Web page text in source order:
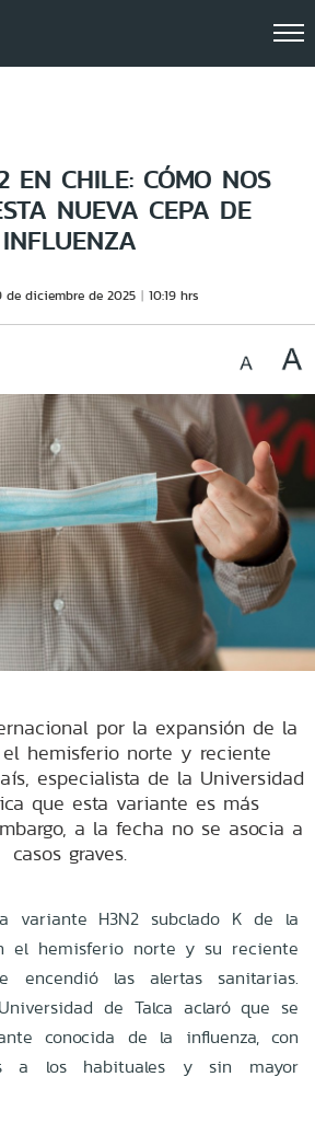
EN CHILE: CÓMO NOS
NUEVA CEPA DE
INFLUENZA
de diciembre de 2025 10:19 hrs
por la expansión de la
hemisferio norte y reciente
especialista de la Universidad
que esta variante es más
a la fecha no se asocia a
casos graves.
variante H3N2 subclado K de la
el hemisferio norte y su reciente
encendió las alertas sanitarias.
de Talca aclaró que se
conocida de la influenza, con
a los habituales y sin mayor